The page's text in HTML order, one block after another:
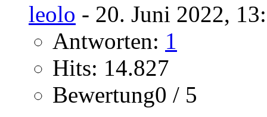
leolo - 20. Juni 2022,
Antworten: 1
Hits: 14.827
Bewertung0 / 5